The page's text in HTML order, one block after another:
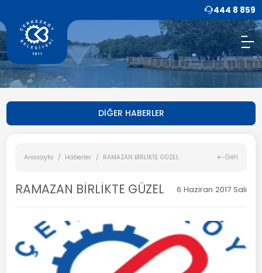
444 8 859
DİĞER HABERLER
Anasayfa Haberler RAMAZAN BİRLİKTE GÜZEL Geri
RAMAZAN BİRLİKTE GÜZEL 6 Haziran 2017 Salı